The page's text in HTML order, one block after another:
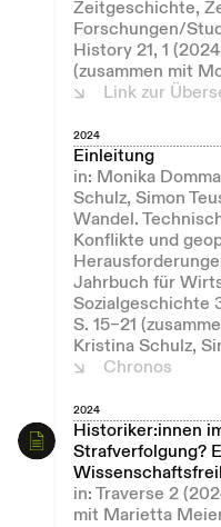
Zeitgeschichte,
Forschungen/
History 21, 1
(zusammen mit
Link zur
2024
Einleitung
in: Monika
Schulz, Simon
Wandel.
Konflikte und
Jahrbuch für
Sozialgeschichte
S. 15–21
Kristina Schulz,
Chronos
2024
Historiker:innen
Strafverfolgung?
in: Traverse 2
mit Marietta